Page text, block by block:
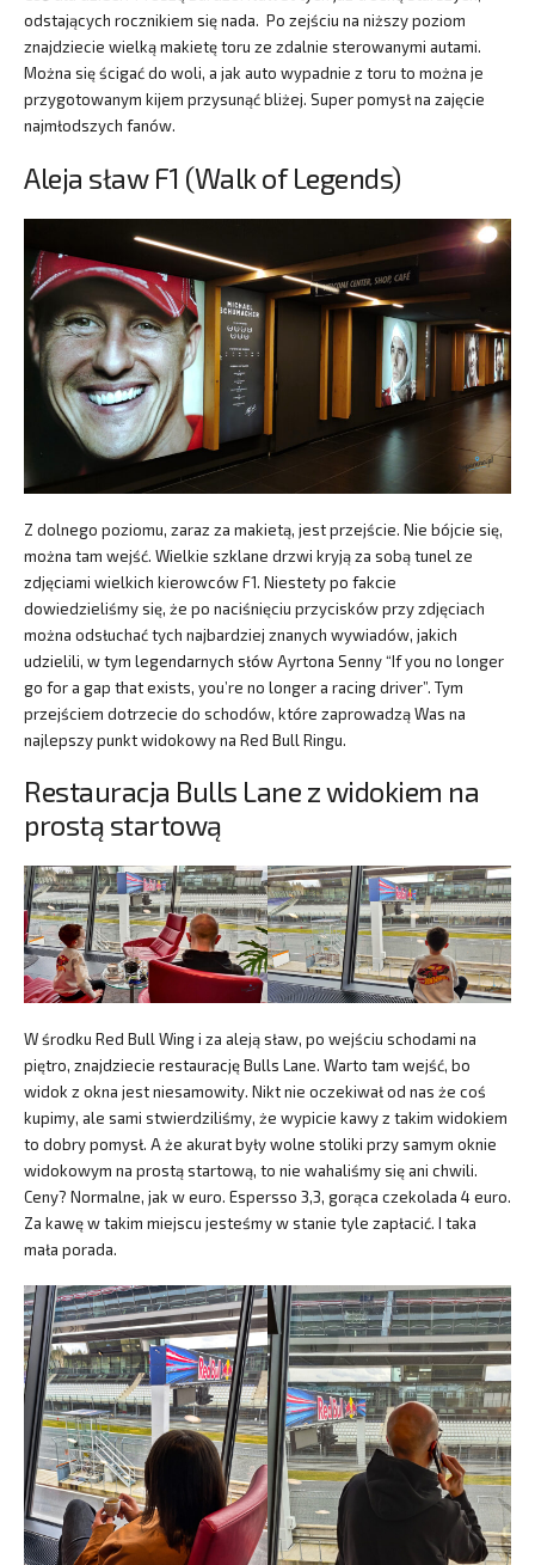
odstających rocznikiem się nada. Po zejściu na niższy poziom
znajdziecie wielką makietę toru ze zdalnie sterowanymi autami.
Można się ścigać do woli, a jak auto wypadnie z toru to można je
przygotowanym kijem przysunąć bliżej. Super pomysł na zajęcie
najmłodszych fanów.
Aleja sław F1 (Walk of Legends)
Z dolnego poziomu, zaraz za makietą, jest przejście. Nie bójcie się,
można tam wejść. Wielkie szklane drzwi kryją za sobą tunel ze
zdjęciami wielkich kierowców F1. Niestety po fakcie
dowiedzieliśmy się, że po naciśnięciu przycisków przy zdjęciach
można odsłuchać tych najbardziej znanych wywiadów, jakich
udzielili, w tym legendarnych słów Ayrtona Senny “If you no longer
go for a gap that exists, you’re no longer a racing driver”. Tym
przejściem dotrzecie do schodów, które zaprowadzą Was na
najlepszy punkt widokowy na Red Bull Ringu.
Restauracja Bulls Lane z widokiem na
prostą startową
W środku Red Bull Wing i za aleją sław, po wejściu schodami na
piętro, znajdziecie restaurację Bulls Lane. Warto tam wejść, bo
widok z okna jest niesamowity. Nikt nie oczekiwał od nas że coś
kupimy, ale sami stwierdziliśmy, że wypicie kawy z takim widokiem
to dobry pomysł. A że akurat były wolne stoliki przy samym oknie
widokowym na prostą startową, to nie wahaliśmy się ani chwili.
Ceny? Normalne, jak w euro. Espersso 3,3, gorąca czekolada 4 euro.
Za kawę w takim miejscu jesteśmy w stanie tyle zapłacić. I taka
mała porada.